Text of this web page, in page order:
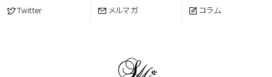
Twitter メルマガ コラム